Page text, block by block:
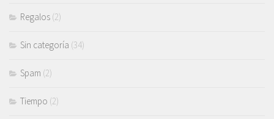
Regalos (2)
Sin categoría (34)
Spam (2)
Tiempo (2)